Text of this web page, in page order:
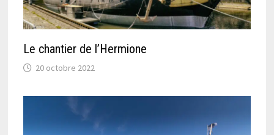
Le chantier de l’Hermione
20 octobre 2022